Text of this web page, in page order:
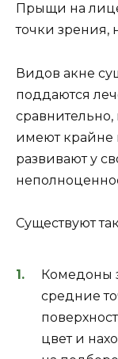
Прыщи на
точки зрения,
Видов акне
поддаются
имеют крайне
развивают у
Существуют
Комедоны
средние
цвет и